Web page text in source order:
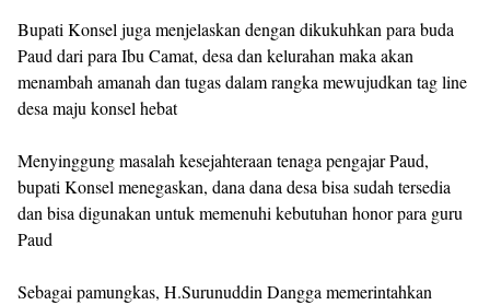
Bupati Konsel juga menjelaskan dengan dikukuhkan para buda
Paud dari para Ibu Camat, desa dan kelurahan maka akan
menambah amanah dan tugas dalam rangka mewujudkan tag line
desa maju konsel hebat
Menyinggung masalah kesejahteraan tenaga pengajar Paud,
bupati Konsel menegaskan, dana dana desa bisa sudah tersedia
dan bisa digunakan untuk memenuhi kebutuhan honor para guru
Paud
Sebagai pamungkas, H.Surunuddin Dangga memerintahkan